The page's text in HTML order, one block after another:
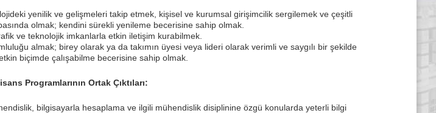
yenilik ve gelişmeleri takip etmek, kişisel ve kurumsal girişimcilik sergilemek ve çeşitli
olmak; kendini sürekli yenileme becerisine sahip olmak.
ve teknolojik imkanlarla etkin iletişim kurabilmek.
almak; birey olarak ya da takımın üyesi veya lideri olarak verimli ve saygılı bir şekilde
biçimde çalışabilme becerisine sahip olmak.
Programlarının Ortak Çıktıları:
bilgisayarla hesaplama ve ilgili mühendislik disiplinine özgü konularda yeterli bilgi